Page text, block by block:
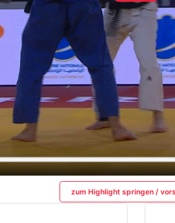
zum Highlight springen /